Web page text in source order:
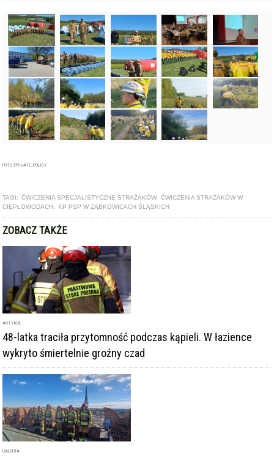
FOTO_PRIVATE_POLICY
TAGI: ĆWICZENIA SPECJALISTYCZNE STRAŻAKÓW, ĆWICZENIA STRAŻAKÓW W
CIEPŁOWODACH, KP PSP W ZĄBKOWICACH ŚLĄSKICH
ZOBACZ TAKŻE
ARTYKUŁ
48-latka traciła przytomność podczas kąpieli. W łazience
wykryto śmiertelnie groźny czad
GALERIA